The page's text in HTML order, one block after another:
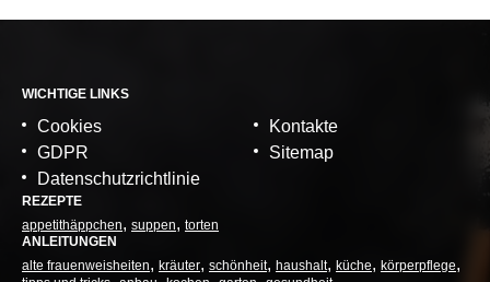
WICHTIGE LINKS
Cookies
GDPR
Datenschutzrichtlinie
Kontakte
Sitemap
REZEPTE
appetithäppchen
suppen
torten
ANLEITUNGEN
alte frauenweisheiten
kräuter schönheit haushalt küche
körperpflege